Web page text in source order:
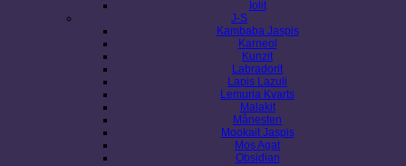
Iolit
J-S
Kambaba Jaspis
Karneol
Kunzit
Labradorit
Lapis Lazuli
Lemuria Kvarts
Malakit
Månesten
Mookait Jaspis
Mos Agat
Obsidian